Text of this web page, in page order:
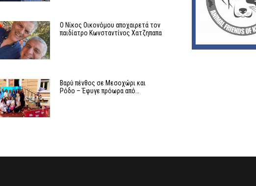
Ο Νίκος Οικονόμου αποχαιρετά τον
παιδίατρο Κωνσταντίνος Χατζηπαπα
Βαρύ πένθος σε Μεσοχώρι και
Ρόδο – Έφυγε πρόωρα από…